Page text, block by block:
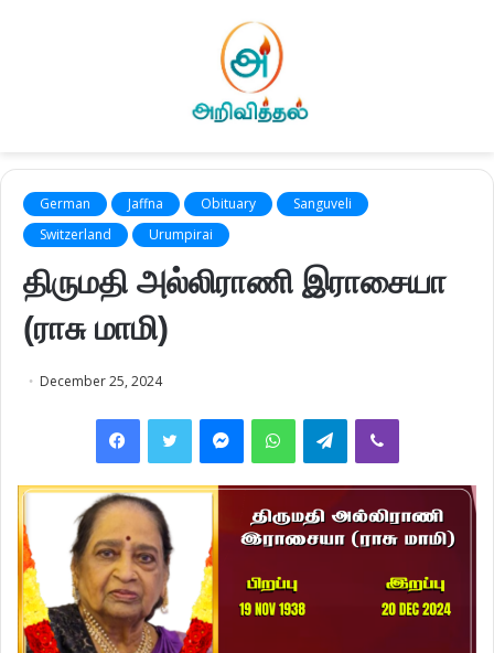
German Jaffna Obituary
Sanguveli
Switzerland
Urumpirai
திருமதி அல்லிராணி இராசையா
(ராசு மாமி)
December 25, 2024
FacebookTwitter MessengerWhatsAppTelegramViber